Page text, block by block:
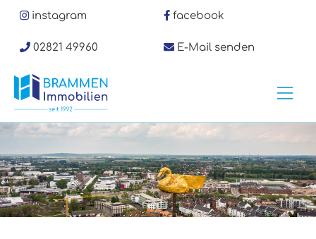
Inhalt
02821 49960 E-Mail senden
instagram facebook